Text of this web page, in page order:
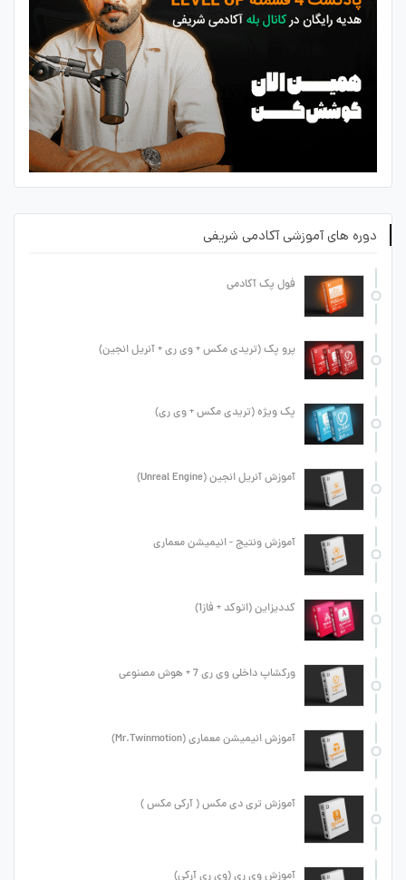
دوره های آموزشی آکادمی شریفی
فول پک آکادمی
پرو پک (تریدی مکس + وی ری + آنریل انجین)
پک ویژه (تریدی مکس + وی ری)
آموزش آنریل انجین (Unreal Engine)
آموزش ونتیج - انیمیشن معماری
کددیزاین (اتوکد + فاز1)
ورکشاپ داخلی وی ری 7 + هوش مصنوعی
آموزش انیمیشن معماری (Mr.Twinmotion)
آموزش تری دی مکس ( آرکی مکس )
آموزش وی ری (وی ری آرکی)